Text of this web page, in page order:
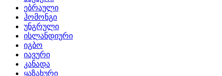
ებრაული
ჰომონგი
უნგრული
ისლანდიური
იგბო
იავური
კანადა
ყაზახური